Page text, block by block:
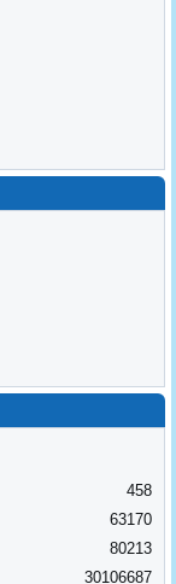
458
63170
80213
30106687